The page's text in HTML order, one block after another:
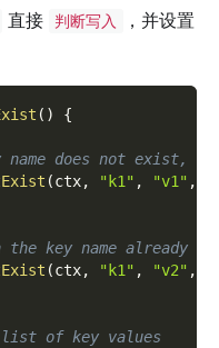
直接 判断写入
，并设置
( )
{
name does not exist,
(ctx, "k1" , "v1" ,
key name already
(ctx, "k1" , "v2" ,
of key values